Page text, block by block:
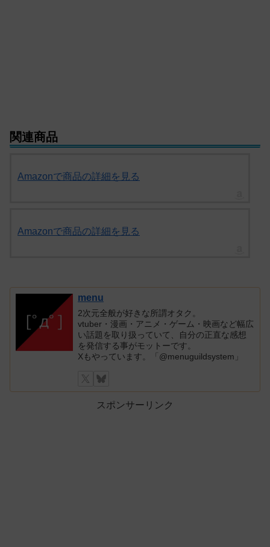
関連商品
Amazonで商品の詳細を見る
Amazonで商品の詳細を見る
menu
2次元全般が好きな所謂オタク。
vtuber・漫画・アニメ・ゲーム・映画など幅広
い話題を取り扱っていて、自分の正直な感想
を発信する事がモットーです。
Xもやっています。「@menuguildsystem」
スポンサーリンク